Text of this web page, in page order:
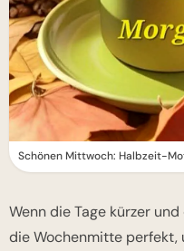
Schönen Mittwoch: Halbzeit-
Wenn die Tage kürzer
die Wochenmitte perfekt,